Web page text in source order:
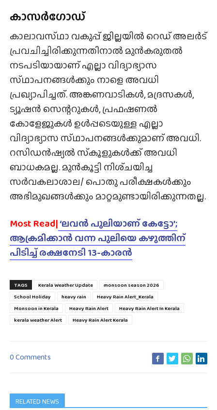
കാസർഗോഡ്
കാലാവസ്‌ഥാ വകുപ്പ് ജില്ലയിൽ റെഡ് അലർട്
പ്രവചിച്ചിരിക്കുന്നതിനാൽ മുൻകരുതൽ
നടപടിയായാണ് എല്ലാ വിദ്യാഭ്യാസ
സ്‌ഥാപനങ്ങൾക്കും നാളെ അവധി
പ്രഖ്യാപിച്ചത്. അങ്കണവാടികൾ, മദ്രസകൾ,
ട്യൂഷൻ സെന്ററുകൾ, പ്രഫഷണൽ
കോളേജുകൾ ഉൾപ്പടെയുള്ള എല്ലാ
വിദ്യാഭ്യാസ സ്‌ഥാപനങ്ങൾക്കുമാണ് അവധി.
റസിഡൻഷ്യൽ സ്‌കൂളുകൾക്ക് അവധി
ബാധകമല്ല. മുൻകൂട്ടി നിശ്‌ചയിച്ച
സർവകലാശാല/ പൊതു പരീക്ഷകൾക്കും
അഭിമുഖങ്ങൾക്കും മാറ്റമുണ്ടായിരിക്കുന്നതല്ല.
Most Read|‘ലവൻ പുലിയാണ് കേട്ടോ’;
ആക്രമിക്കാൻ വന്ന പുലിയെ കഴുത്തിന്
പിടിച്ച് രക്ഷനേടി 13-കാരൻ
TAGS Kerala Weather Update
monsoon season 2026
School Holiday
heavy rain
Heavy Rain Alert_Kerala
Monsoon in Kerala
Heavy Rain Alert
Heavy Rain Alert In Kerala
kerala weather Alert
Heavy Rain Alert Kerala
0 Comments
RELATED NEWS